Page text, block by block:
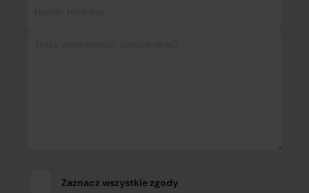
Zaznacz wszystkie zgody